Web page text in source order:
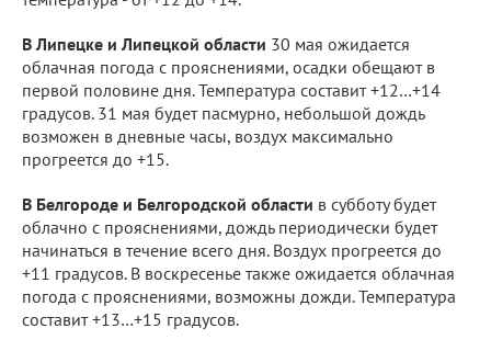
В Липецке и Липецкой области 30 мая ожидается
облачная погода с прояснениями, осадки обещают в
первой половине дня. Температура составит +12…+14
градусов. 31 мая будет пасмурно, небольшой дождь
возможен в дневные часы, воздух максимально
прогреется до +15.
В Белгороде и Белгородской области в субботу будет
облачно с прояснениями, дождь периодически будет
начинаться в течение всего дня. Воздух прогреется до
+11 градусов. В воскресенье также ожидается облачная
погода с прояснениями, возможны дожди. Температура
составит +13…+15 градусов.